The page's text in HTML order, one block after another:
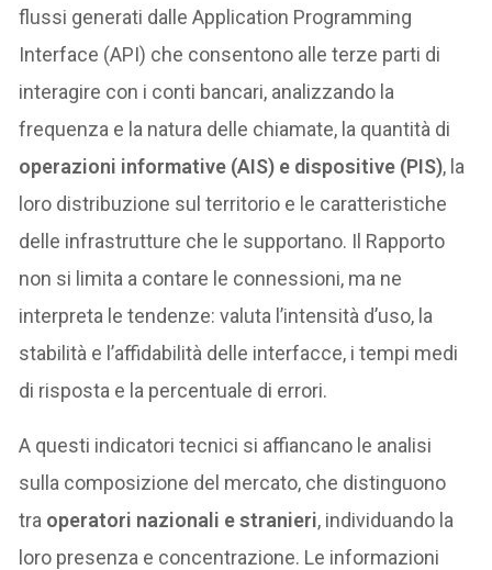
flussi generati dalle Application Programming
Interface (API) che consentono alle terze parti di
interagire con i conti bancari, analizzando la
frequenza e la natura delle chiamate, la quantità di
operazioni informative (AIS) e dispositive (PIS), la
loro distribuzione sul territorio e le caratteristiche
delle infrastrutture che le supportano. Il Rapporto
non si limita a contare le connessioni, ma ne
interpreta le tendenze: valuta l’intensità d’uso, la
stabilità e l’affidabilità delle interfacce, i tempi medi
di risposta e la percentuale di errori.
A questi indicatori tecnici si affiancano le analisi
sulla composizione del mercato, che distinguono
tra operatori nazionali e stranieri, individuando la
loro presenza e concentrazione. Le informazioni